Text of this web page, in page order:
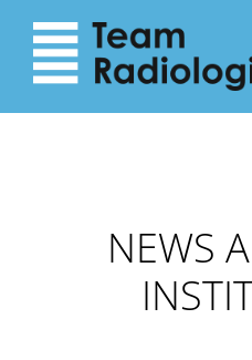
zum
Inhalt
Navigation
NEWS